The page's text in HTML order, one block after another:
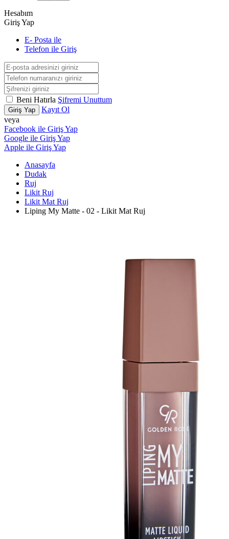
Hesabım
Giriş Yap
E- Posta ile
Telefon ile Giriş
Beni Hatırla Şifremi Unuttum
Giriş Yap
Kayıt Ol
veya
Facebook ile Giriş Yap
Google ile Giriş Yap
Apple ile Giriş Yap
Anasayfa
Dudak
Ruj
Likit Ruj
Likit Mat Ruj
Liping My Matte - 02 - Likit Mat Ruj